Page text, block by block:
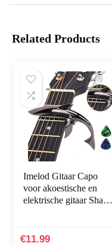
Related Products
Imelod Gitaar Capo
voor akoestische en
elektrische gitaar Shark
goed handgevoel, geen
€11.99